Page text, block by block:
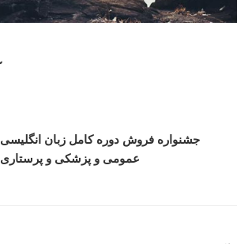
جشنواره فروش دوره کامل زبان انگلیسی
عمومی و پزشکی و پرستاری